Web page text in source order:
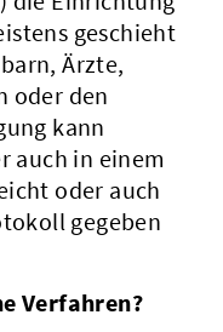
geschieht
Ärzte,
oder den
kann
auch in einem
oder auch
gegeben
Verfahren?